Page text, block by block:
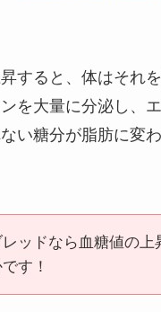
すると、体はそれ
を大量に分泌し、
い糖分が脂肪に変
ッドなら血糖値の上
す！